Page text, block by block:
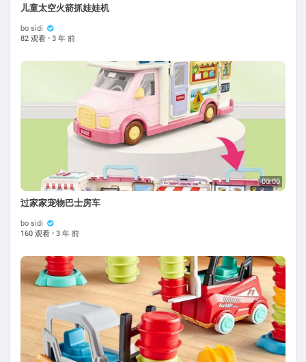
儿童太空火箭抓娃娃机
bo sidi
82 观看 · 3 年 前
00:00
过家家宠物巴士房车
bo sidi
160 观看 · 3 年 前